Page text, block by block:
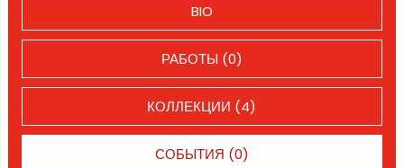
BIO
РАБОТЫ (0)
КОЛЛЕКЦИИ (4)
СОБЫТИЯ (0)